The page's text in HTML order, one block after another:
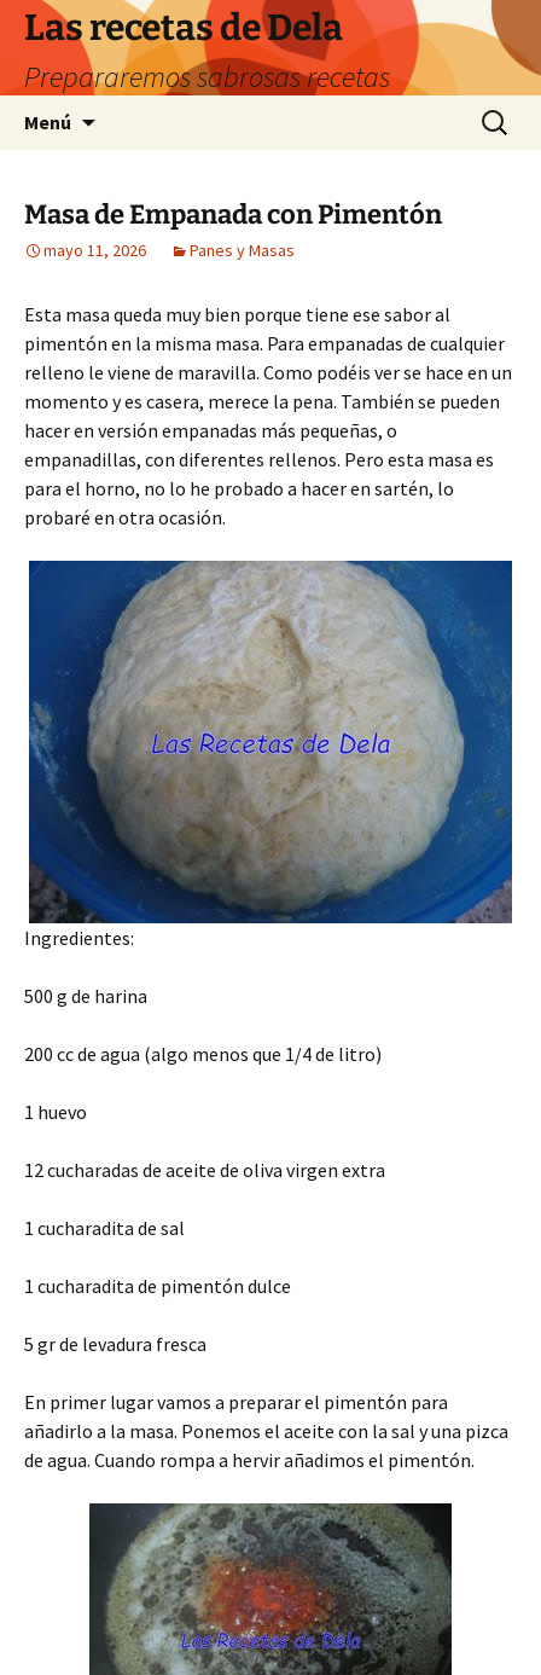
Saltar
contenido
Las recetas de Dela
Prepararemos sabrosas recetas
Menú Buscar:
Masa de Empanada con Pimentón
mayo 11, 2026 Panes y Masas
Esta masa queda muy bien porque tiene ese sabor al
pimentón en la misma masa. Para empanadas de cualquier
relleno le viene de maravilla. Como podéis ver se hace en un
momento y es casera, merece la pena. También se pueden
hacer en versión empanadas más pequeñas, o
empanadillas, con diferentes rellenos. Pero esta masa es
para el horno, no lo he probado a hacer en sartén, lo
probaré en otra ocasión.
Ingredientes:
500 g de harina
200 cc de agua (algo menos que 1/4 de litro)
1 huevo
12 cucharadas de aceite de oliva virgen extra
1 cucharadita de sal
1 cucharadita de pimentón dulce
5 gr de levadura fresca
En primer lugar vamos a preparar el pimentón para
añadirlo a la masa. Ponemos el aceite con la sal y una pizca
de agua. Cuando rompa a hervir añadimos el pimentón.